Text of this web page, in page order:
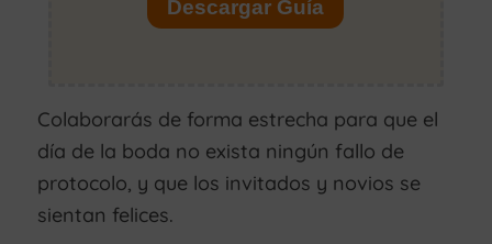
Colaborarás de forma estrecha para que el
día de la boda no exista ningún fallo de
protocolo, y que los invitados y novios se
sientan felices.